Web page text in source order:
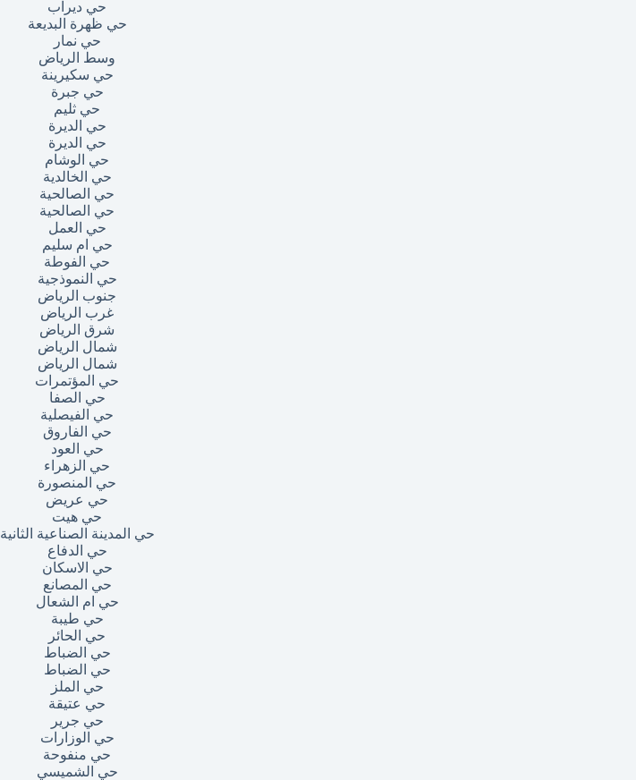
حي ديراب
حي ظهرة البديعة
حي نمار
وسط الرياض
حي سكيرينة
حي جبرة
حي ثليم
حي الديرة
حي الديرة
حي الوشام
حي الخالدية
حي الصالحية
حي الصالحية
حي العمل
حي ام سليم
حي الفوطة
حي النموذجية
جنوب الرياض
غرب الرياض
شرق الرياض
شمال الرياض
شمال الرياض
حي المؤتمرات
حي الصفا
حي الفيصلية
حي الفاروق
حي العود
حي الزهراء
حي المنصورة
حي عريض
حي هيت
حي المدينة الصناعية الثانية
حي الدفاع
حي الاسكان
حي المصانع
حي ام الشعال
حي طيبة
حي الحائر
حي الضباط
حي الضباط
حي الملز
حي عتيقة
حي جرير
حي الوزارات
حي منفوحة
حي الشميسي